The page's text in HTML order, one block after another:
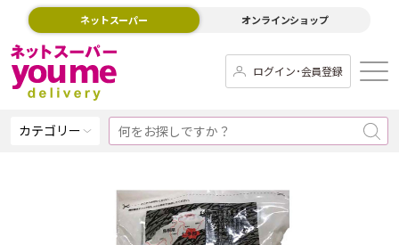
ネットスーパー オンラインショップ
ログイン･会員登録
カテゴリー